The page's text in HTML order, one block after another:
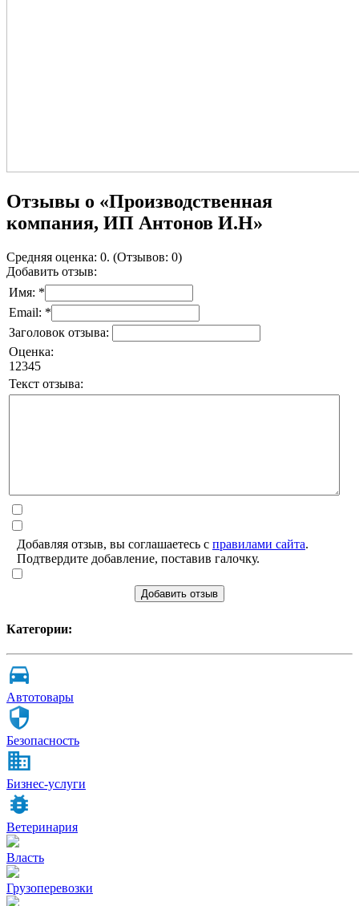
Отзывы о «Производственная
компания, ИП Антонов И.Н»
Средняя оценка: 0. (Отзывов: 0)
Добавить отзыв:
Имя: *
Email: *
Заголовок отзыва:
Оценка:
1 2345
Текст отзыва:
Добавляя отзыв, вы соглашаетесь с правилами сайта.
Подтвердите добавление, поставив галочку.
Добавить отзыв
Категории:
Автотовары
Безопасность
Бизнес-услуги
Ветеринария
Власть
Грузоперевозки